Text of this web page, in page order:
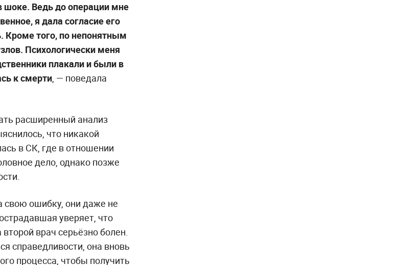
шоке. Ведь до операции мне
я дала согласие его
Кроме того, по непонятным
Психологически меня
плакали и были в
к смерти, — поведала
расширенный анализ
что никакой
в СК, где в отношении
дело, однако позже
свою ошибку, они даже не
уверяет, что
врач серьёзно болен.
справедливости, она вновь
процесса, чтобы получить